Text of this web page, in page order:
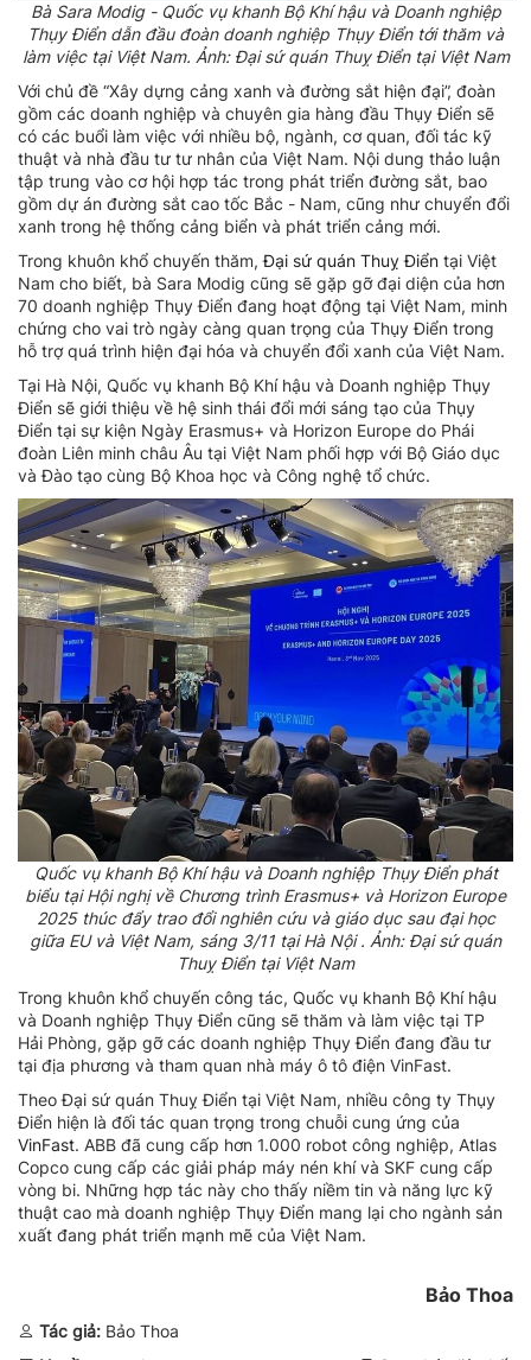
Bà Sara Modig - Quốc vụ khanh Bộ Khí hậu và Doanh nghiệp
Thụy Điển dẫn đầu đoàn doanh nghiệp Thụy Điển tới thăm và
làm việc tại Việt Nam. Ảnh: Đại sứ quán Thuỵ Điển tại Việt Nam
Với chủ đề “Xây dựng cảng xanh và đường sắt hiện đại”, đoàn
gồm các doanh nghiệp và chuyên gia hàng đầu Thụy Điển sẽ
có các buổi làm việc với nhiều bộ, ngành, cơ quan, đối tác kỹ
thuật và nhà đầu tư tư nhân của Việt Nam. Nội dung thảo luận
tập trung vào cơ hội hợp tác trong phát triển đường sắt, bao
gồm dự án đường sắt cao tốc Bắc - Nam, cũng như chuyển đổi
xanh trong hệ thống cảng biển và phát triển cảng mới.
Trong khuôn khổ chuyến thăm,Đại sứ quán Thuỵ Điển tại Việt
Nam cho biết, bà Sara Modig cũng sẽ gặp gỡ đại diện của hơn
70 doanh nghiệp Thụy Điển đang hoạt động tại Việt Nam, minh
chứng cho vai trò ngày càng quan trọng của Thụy Điển trong
hỗ trợ quá trình hiện đại hóa và chuyển đổi xanh của Việt Nam.
Tại Hà Nội, Quốc vụ khanh Bộ Khí hậu và Doanh nghiệp Thụy
Điển sẽ giới thiệu về hệ sinh thái đổi mới sáng tạo của Thụy
Điển tại sự kiện Ngày Erasmus+ và Horizon Europe do Phái
đoàn Liên minh châu Âu tại Việt Nam phối hợp với Bộ Giáo dục
và Đào tạo cùng Bộ Khoa học và Công nghệ tổ chức.
Quốc vụ khanh Bộ Khí hậu và Doanh nghiệp Thụy Điển phát
biểu tại Hội nghị về Chương trình Erasmus+ và Horizon Europe
2025 thúc đẩy trao đổi nghiên cứu và giáo dục sau đại học
giữa EU và Việt Nam, sáng 3/11 tại Hà Nội . Ảnh: Đại sứ quán
Thuỵ Điển tại Việt Nam
Trong khuôn khổ chuyến công tác, Quốc vụ khanh Bộ Khí hậu
và Doanh nghiệp Thụy Điển cũng sẽ thăm và làm việc tại TP
Hải Phòng, gặp gỡ các doanh nghiệp Thụy Điển đang đầu tư
tại địa phương và tham quan nhà máy ô tô điện VinFast.
Theo Đại sứ quán Thuỵ Điển tại Việt Nam, nhiều công ty Thụy
Điển hiện là đối tác quan trọng trong chuỗi cung ứng của
VinFast. ABB đã cung cấp hơn 1.000 robot công nghiệp, Atlas
Copco cung cấp các giải pháp máy nén khí và SKF cung cấp
vòng bi. Những hợp tác này cho thấy niềm tin và năng lực kỹ
thuật cao mà doanh nghiệp Thụy Điển mang lại cho ngành sản
xuất đang phát triển mạnh mẽ của Việt Nam.
Bảo Thoa
Tác giả: Bảo Thoa